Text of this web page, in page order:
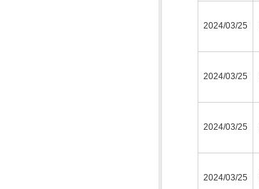
2024/03/25
2024/03/25
2024/03/25
2024/03/25